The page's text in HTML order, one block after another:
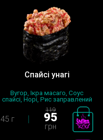
Спайсі унагі
Вугор, Ікра масаго, Соус
спайсі, Норі, Рис заправлений
45 г
119
95
грн